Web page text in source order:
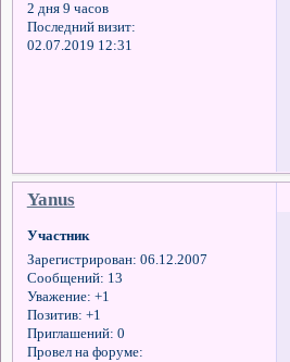
2 дня 9 часов
Последний визит:
02.07.2019 12:31
Yanus
Участник
Зарегистрирован: 06.12.2007
Сообщений: 13
Уважение: +1
Позитив: +1
Приглашений: 0
Провел на форуме: